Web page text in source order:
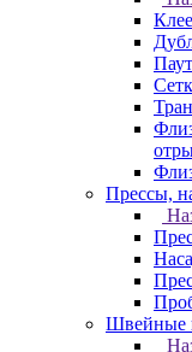
Прессы,
Швейные